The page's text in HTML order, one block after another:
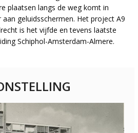
plaatsen langs de weg komt in
geluidsschermen. Het project A9
is het vijfde en tevens laatste
Schiphol-Amsterdam-Almere.